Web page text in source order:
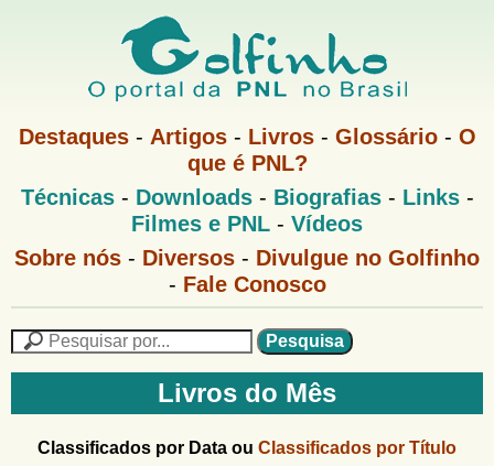
Pular
para
o
principal
G
f
i
n
h
o
M
u
Destaques- Artigos- Livros- Glossário- O
que é PNL?
M
e
P
Técnicas- Downloads- Biografias- Links-
Filmes e PNL - Vídeos
G
n
Sobre nós - Diversos - Divulgue no Golfinho
- Fale Conosco
F
e
Livros do Mês
Classificados por Data ou Classificados por Título